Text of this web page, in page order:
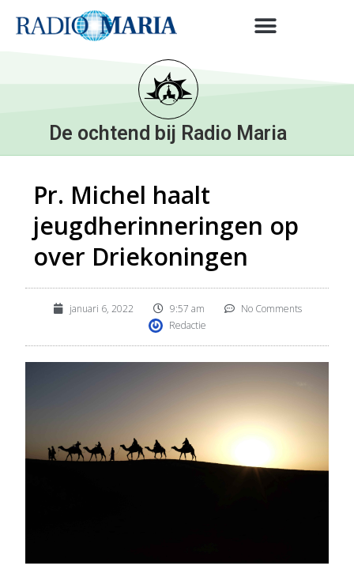
De ochtend bij Radio Maria
Pr. Michel haalt
jeugdherinneringen op
over Driekoningen
januari 6, 2022 9:57 am
No Comments
Redactie